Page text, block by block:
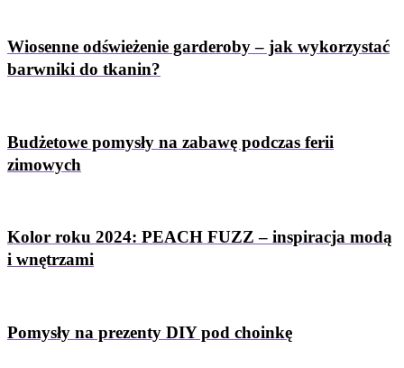
Wiosenne odświeżenie garderoby – jak wykorzystać
barwniki do tkanin?
Budżetowe pomysły na zabawę podczas ferii
zimowych
Kolor roku 2024: PEACH FUZZ – inspiracja modą
i wnętrzami
Pomysły na prezenty DIY pod choinkę